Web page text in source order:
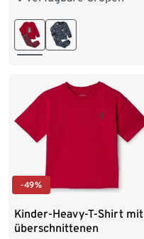
110/116
-49%
Kinder-Heavy-T-Shirt mit
überschnittenen